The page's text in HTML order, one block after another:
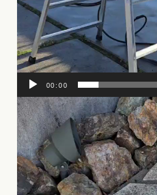
00:00
動
画
プ
レ
ー
ヤ
ー